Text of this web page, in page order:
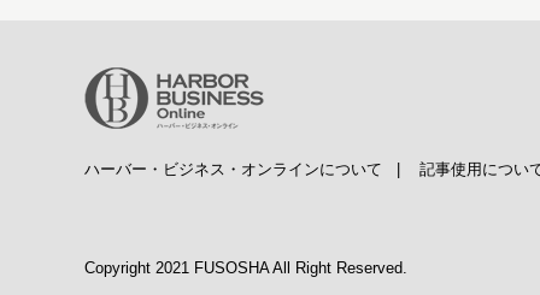
ハーバー・ビジネス・オンラインについて 記事使用につい
Copyright 2021 FUSOSHA All Right Reserved.